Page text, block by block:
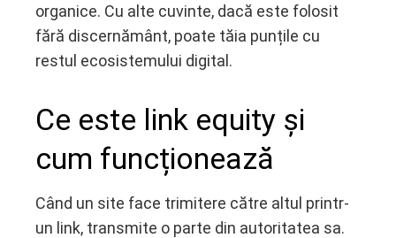
organice. Cu alte cuvinte, dacă este folosit
fără discernământ, poate tăia punțile cu
restul ecosistemului digital.
Ce este link equity și
cum funcționează
Când un site face trimitere către altul printr-
un link, transmite o parte din autoritatea sa.